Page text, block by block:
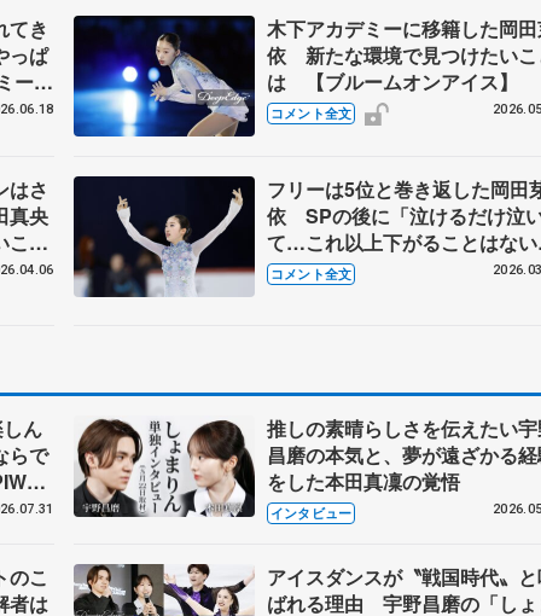
てき
っぱ
ー練
木下アカデミーに移籍した岡
依 新たな環境で見つけたいこ
は 【ブルームオンアイス】
コメント全文
はさ
真央
こ
】
フリーは5位と巻き返した岡田
依 SPの後に「泣けるだけ泣
て…これ以上下がることはない
ら思いっきり、しっかりやろ
コメント全文
ん
らで
前
推しの素晴らしさを伝えたい
昌磨の本気と、夢が遠ざかる
をした本田真凜の覚悟
インタビュー
のこ
者は
アイスダンスが〝戦国時代〟
ばれる理由 宇野昌磨の「しょ